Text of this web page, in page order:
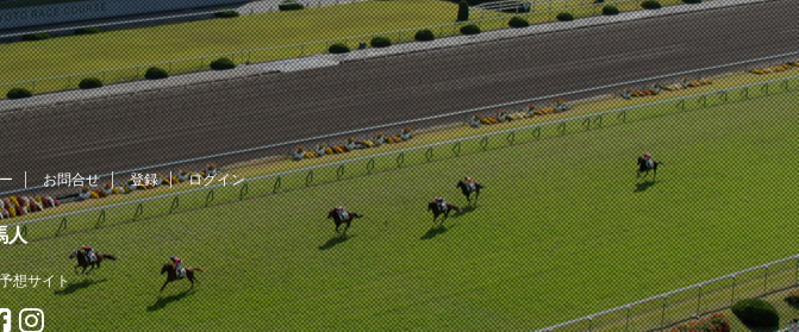
お問合せ 登録 ログイン
人
想サイト